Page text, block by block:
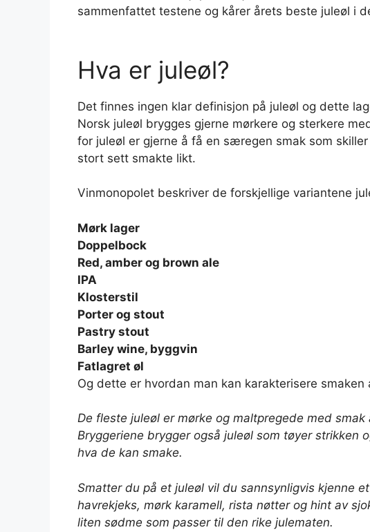
sammenfattet testene og kårer årets beste juleøl i
Hva er juleøl?
Det finnes ingen klar definisjon på juleøl og dette
Norsk juleøl brygges gjerne mørkere og sterkere
for juleøl er gjerne å få en særegen smak som
stort sett smakte likt.
Vinmonopolet beskriver de forskjellige variantene
Mørk lager
Doppelbock
Red, amber og brown ale
IPA
Klosterstil
Porter og stout
Pastry stout
Barley wine, byggvin
Fatlagret øl
Og dette er hvordan man kan karakterisere smaken
De fleste juleøl er mørke og maltpregede med
Bryggeriene brygger også juleøl som tøyer strikken
hva de kan smake.
Smatter du på et juleøl vil du sannsynligvis kjenne
havrekjeks, mørk karamell, rista nøtter og hint av
liten sødme som passer til den rike julematen.